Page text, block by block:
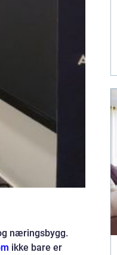
næringsbygg.
ikke bare er